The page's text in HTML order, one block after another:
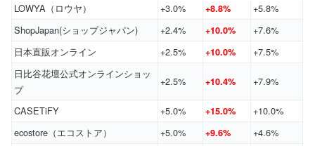
LOWYA（ロウヤ） +3.0% +8.8%
+5.8%
ShopJapan(ショップジャパン)
+2.4% +10.0%
+7.6%
日本直販オンライン
+2.5% +10.0%
+7.5%
日比谷花壇公式オンラインショッ
プ
+2.5% +10.4% +7.9%
CASETiFY +5.0% +15.0%
+10.0%
ecostore（エコストア）
+5.0% +9.6%
+4.6%